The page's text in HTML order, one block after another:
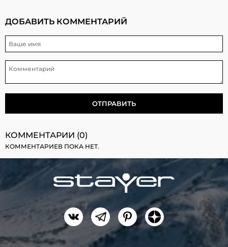
ДОБАВИТЬ КОММЕНТАРИЙ
КОММЕНТАРИИ (0)
КОММЕНТАРИЕВ ПОКА НЕТ.